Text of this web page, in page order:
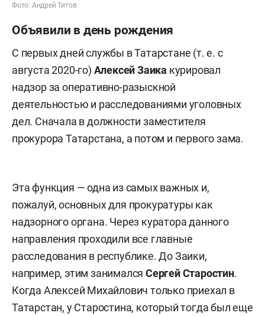
Фото: Андрей Титов
Объявили в день рождения
С первых дней службы в Татарстане (т. е. с
августа 2020-го) Алексей Заика курировал
надзор за оперативно-разыскной
деятельностью и расследованиями уголовных
дел. Сначала в должности заместителя
прокурора Татарстана, а потом и первого зама.
Эта функция — одна из самых важных и,
пожалуй, основных для прокуратуры как
надзорного органа. Через куратора данного
направления проходили все главные
расследования в республике. До Заики,
например, этим занималсяСергей Старостин.
Когда Алексей Михайлович только приехал в
Татарстан, у Старостина, который тогда был еще